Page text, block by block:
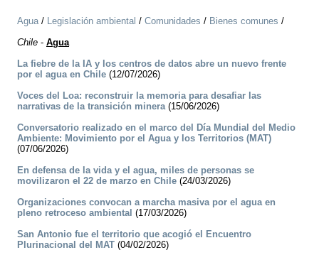
Agua/ Legislación ambiental / Comunidades / Bienes comunes /
Chile - Agua
La fiebre de la IA y los centros de datos abre un nuevo frente
por el agua en Chile (12/07/2026)
Voces del Loa: reconstruir la memoria para desafiar las
narrativas de la transición minera(15/06/2026)
Conversatorio realizado en el marco del Día Mundial del Medio
Ambiente: Movimiento por el Agua y los Territorios (MAT)
(07/06/2026)
En defensa de la vida y el agua, miles de personas se
movilizaron el 22 de marzo en Chile (24/03/2026)
Organizaciones convocan a marcha masiva por el agua en
pleno retroceso ambiental (17/03/2026)
San Antonio fue el territorio que acogió el Encuentro
Plurinacional del MAT (04/02/2026)